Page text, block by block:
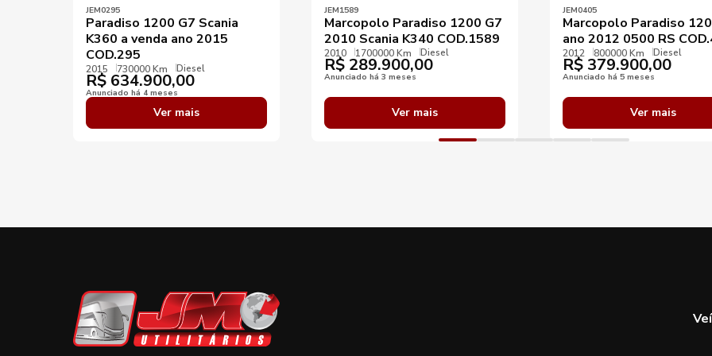
JEM0295
Paradiso 1200 G7 Scania
K360 a venda ano 2015
COD.295
2015 730000 Km Diesel
R$ 634.900,00
Anunciado há 4 meses
Ver mais
JEM1589
Marcopolo Paradiso 1200 G7
2010 Scania K340 COD.1589
2010 1700000 Km Diesel
R$ 289.900,00
Anunciado há 3 meses
Ver mais
JEM0405
Marcopolo Paradiso
ano 2012 0500 RS
2012 800000 Km Diesel
R$ 379.900,00
Anunciado há 5 meses
Ver mais